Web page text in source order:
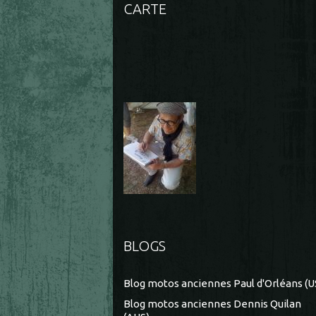
CARTE
BLOGS
Blog motos anciennes Paul d'Orléans
Blog motos anciennes Dennis Quilan